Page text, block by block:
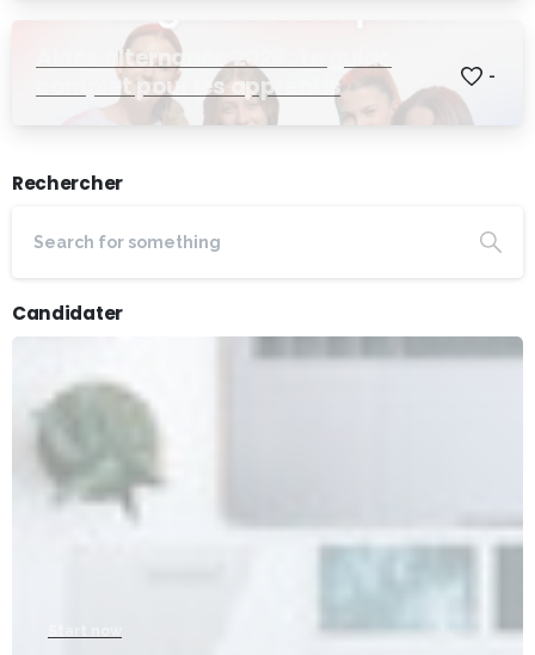
Aides alternance 2026 : Le guide
complet pour les apprentis
-
Rechercher
Candidater